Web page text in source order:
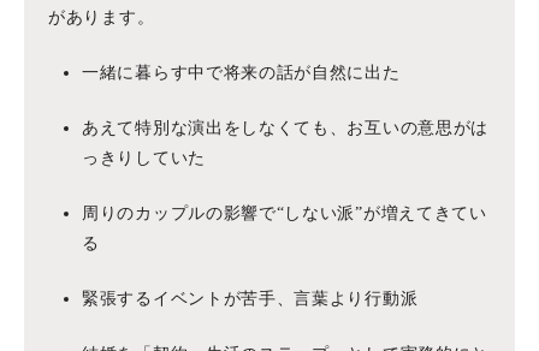
があります。
一緒に暮らす中で将来の話が自然に出た
あえて特別な演出をしなくても、お互いの意思がは
っきりしていた
周りのカップルの影響で“しない派”が増えてきてい
る
緊張するイベントが苦手、言葉より行動派